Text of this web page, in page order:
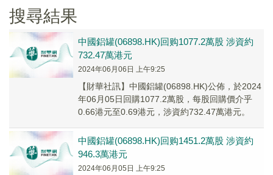
搜尋結果
中國鋁罐(06898.HK)回购1077.2萬股 涉資約
732.47萬港元
2024年06月06日 上午9:25
【財華社訊】中國鋁罐(06898.HK)公佈，於2024
年06月05日回購1077.2萬股，每股回購價介乎
0.66港元至0.69港元，涉資約732.47萬港元。
中國鋁罐(06898.HK)回购1451.2萬股 涉資約
946.3萬港元
2024年06月05日 上午9:25